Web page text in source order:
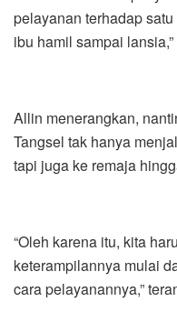
pelayanan terhadap
ibu hamil sampai
Allin menerangkan,
Tangsel tak hanya
tapi juga ke remaja
“Oleh karena itu, kita
keterampilannya mulai
cara pelayanannya,”